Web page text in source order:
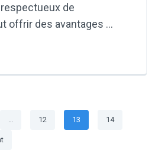
de
offrir des avantages …
Page
12 Page
13 Page
14